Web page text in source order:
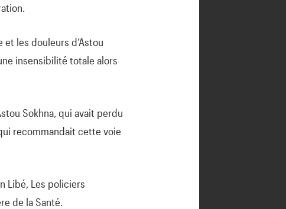
les douleurs d’Astou
insensibilité totale alors
Sokhna, qui avait perdu
recommandait cette voie
Libé, Les policiers
de la Santé.